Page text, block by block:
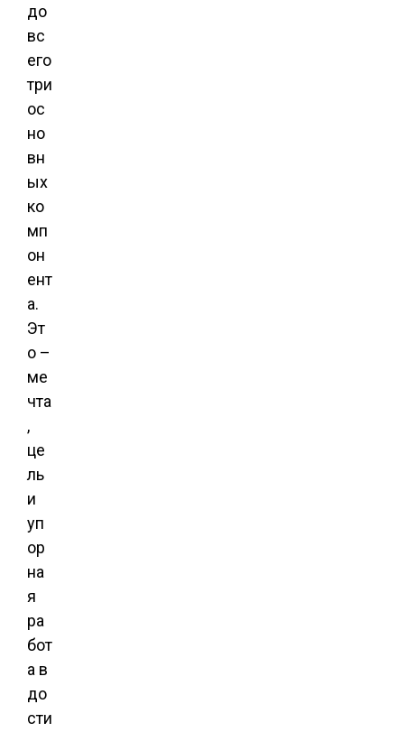
до
вс
его
три
ос
но
вн
ых
ко
мп
он
ент
а.
Эт
о –
ме
чта
,
це
ль
и
уп
ор
на
я
ра
бот
а в
до
сти